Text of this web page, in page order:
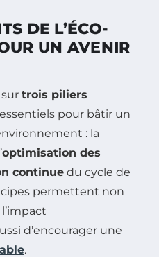
DE L’ÉCO-
UN AVENIR
trois piliers
pour bâtir un
: la
optimisation des
continue du cycle de
permettent non
d’encourager une
.